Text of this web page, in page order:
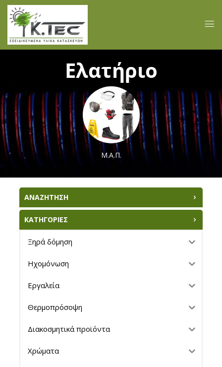
Ελατήριο
Μ.Α.Π.
ΑΝΑΖΗΤΗΣΗ
ΚΑΤΗΓΟΡΙΕΣ
Ξηρά δόμηση
Ηχομόνωση
Εργαλεία
Θερμοπρόσοψη
Διακοσμητικά προϊόντα
Χρώματα